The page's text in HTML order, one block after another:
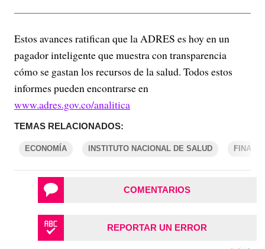
Estos avances ratifican que la ADRES es hoy en un
pagador inteligente que muestra con transparencia
cómo se gastan los recursos de la salud. Todos estos
informes pueden encontrarse en
www.adres.gov.co/analitica
TEMAS RELACIONADOS:
ECONOMÍA INSTITUTO NACIONAL DE SALUD
COMENTARIOS
REPORTAR UN ERROR